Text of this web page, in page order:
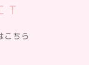
こちら